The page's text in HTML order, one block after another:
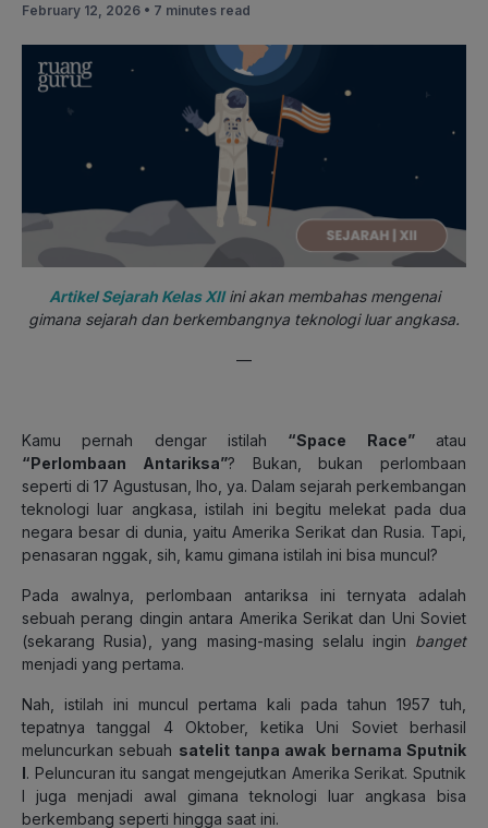
February 12, 2026 • 7 minutes read
Artikel Sejarah Kelas XIIini akan membahas mengenai
gimana sejarah dan berkembangnya teknologi luar angkasa.
—
Kamu pernah dengar istilah “Space Race”atau
“Perlombaan Antariksa”? Bukan, bukan perlombaan
seperti di 17 Agustusan, lho, ya. Dalam sejarah perkembangan
teknologi luar angkasa, istilah ini begitu melekat pada dua
negara besar di dunia, yaitu Amerika Serikat dan Rusia. Tapi,
penasaran nggak, sih, kamu gimana istilah ini bisa muncul?
Pada awalnya, perlombaan antariksa ini ternyata adalah
sebuah perang dingin antara Amerika Serikat dan Uni Soviet
(sekarang Rusia), yang masing-masing selalu ingin banget
menjadi yang pertama.
Nah, istilah ini muncul pertama kali pada tahun 1957 tuh,
tepatnya tanggal 4 Oktober, ketika Uni Soviet berhasil
meluncurkan sebuah satelit tanpa awak bernama Sputnik
I. Peluncuran itu sangat mengejutkan Amerika Serikat. Sputnik
I juga menjadi awal gimana teknologi luar angkasa bisa
berkembang seperti hingga saat ini.